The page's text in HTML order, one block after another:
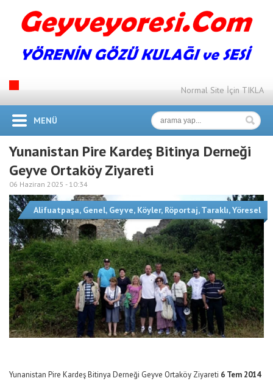
Normal Site İçin TIKLA
MENÜ
Yunanistan Pire Kardeş Bitinya Derneği
Geyve Ortaköy Ziyareti
06 Haziran 2025 - 10:34
Alifuatpaşa, Genel, Geyve, Köyler, Röportaj,Taraklı,Yöresel
Yunanistan Pire Kardeş Bitinya Derneği Geyve Ortaköy Ziyareti 6 Tem 2014